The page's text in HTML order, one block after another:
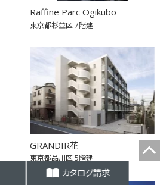
Raffine Parc Ogikubo
東京都杉並区7階建
GRANDIR花
東京都品川区5階建
カタログ請求